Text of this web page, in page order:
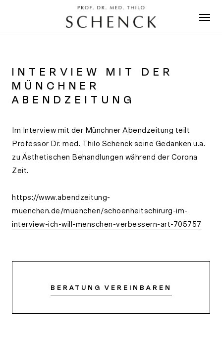
INTERVIEW MIT DER
MÜNCHNER
ABENDZEITUNG
Im Interview mit der Münchner Abendzeitung teilt
Professor Dr. med. Thilo Schenck seine Gedanken u.a.
zu Ästhetischen Behandlungen während der Corona
Zeit.
https://www.abendzeitung-
muenchen.de/muenchen/schoenheitschirurg-im-
interview-ich-will-menschen-verbessern-art-705757
BERATUNG VEREINBAREN